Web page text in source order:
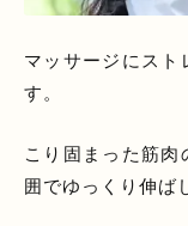
マッサージにスト
す。
こり固まった筋
囲でゆっくり伸ば